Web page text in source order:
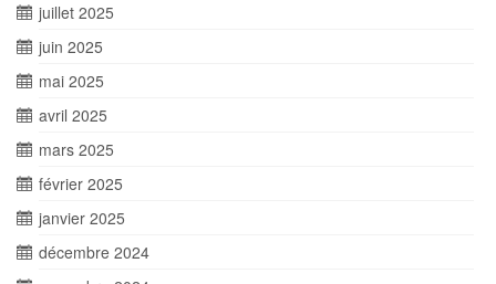
juillet 2025
juin 2025
mai 2025
avril 2025
mars 2025
février 2025
janvier 2025
décembre 2024